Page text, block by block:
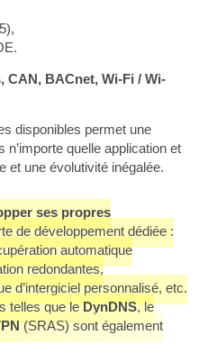
CAN, BACnet, Wi-Fi / Wi-
disponibles permet une
n’importe quelle application et
et une évolutivité inégalée.
ses propres
de développement dédiée :
automatique
redondantes,
d’intergiciel personnalisé, etc.
telles que leDynDNS, le
(SRAS) sont également